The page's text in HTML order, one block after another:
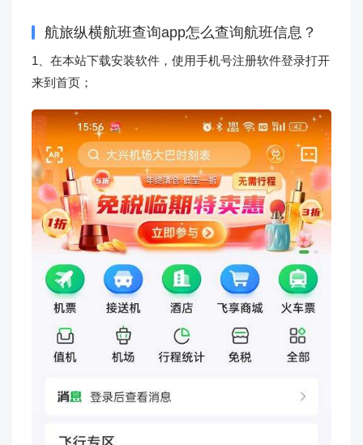
航旅纵横航班查询app怎么查询航班信息？
1、在本站下载安装软件，使用手机号注册软件登录打开
来到首页；